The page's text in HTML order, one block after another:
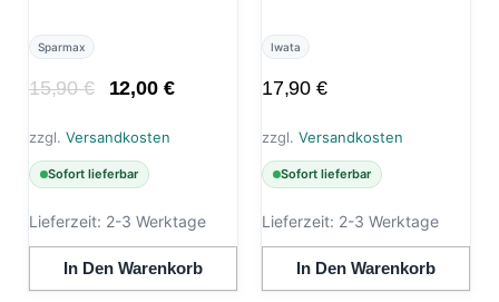
Sparmax
15,90€ 12,00 €
zzgl. Versandkosten
Sofort lieferbar
Lieferzeit: 2-3 Werktage
In Den Warenkorb
Iwata
17,90 €
zzgl. Versandkosten
Sofort lieferbar
Lieferzeit: 2-3 Werktage
In Den Warenkorb